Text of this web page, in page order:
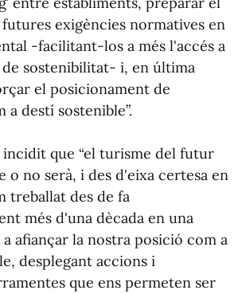
exigències normatives en
-facilitant-los a més l'accés a
sostenibilitat- i, en última
el posicionament de
a destí sostenible”.
incidit que “el turisme del futur
o no serà, i des d'eixa certesa en
treballat des de fa
més d'una dècada en una
afiançar la nostra posició com a
desplegant accions i
que ens permeten ser